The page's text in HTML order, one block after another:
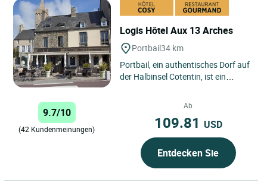
Logis Hôtel Aux 13 Arches
Portbail34 km
Portbail, ein authentisches Dorf auf
der Halbinsel Cotentin, ist ein
9.7/10
(42 Kundenmeinungen)
Ab
109.81 USD
Entdecken Sie